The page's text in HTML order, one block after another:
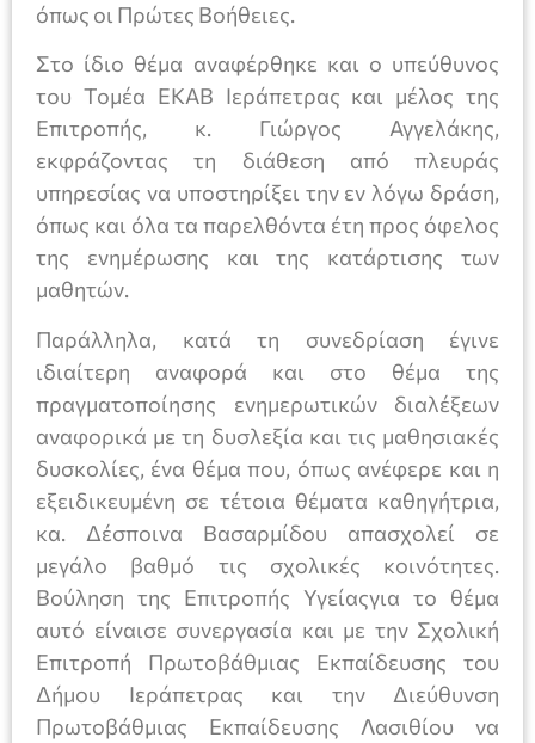
όπως οι Πρώτες Βοήθειες.
Στο ίδιο θέμα αναφέρθηκε και ο υπεύθυνος
του Τομέα ΕΚΑΒ Ιεράπετρας και μέλος της
Επιτροπής, κ. Γιώργος Αγγελάκης,
εκφράζοντας τη διάθεση από πλευράς
υπηρεσίας να υποστηρίξει την εν λόγω δράση,
όπως και όλα τα παρελθόντα έτη προς όφελος
της ενημέρωσης και της κατάρτισης των
μαθητών.
Παράλληλα, κατά τη συνεδρίαση έγινε
ιδιαίτερη αναφορά και στο θέμα της
πραγματοποίησης ενημερωτικών διαλέξεων
αναφορικά με τη δυσλεξία και τις μαθησιακές
δυσκολίες, ένα θέμα που, όπως ανέφερε και η
εξειδικευμένη σε τέτοια θέματα καθηγήτρια,
κα. Δέσποινα Βασαρμίδου απασχολεί σε
μεγάλο βαθμό τις σχολικές κοινότητες.
Βούληση της Επιτροπής Υγείαςγια το θέμα
αυτό είναισε συνεργασία και με την Σχολική
Επιτροπή Πρωτοβάθμιας Εκπαίδευσης του
Δήμου Ιεράπετρας και την Διεύθυνση
Πρωτοβάθμιας Εκπαίδευσης Λασιθίου να